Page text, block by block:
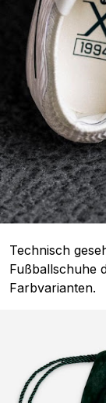
Technisch
Fußballschuhe
Farbvarianten.